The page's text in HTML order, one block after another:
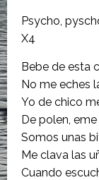
Psycho,
X4
Bebe de esta
No me eches
Yo de chico
De polen,
Somos unas
Me clava las
Cuando